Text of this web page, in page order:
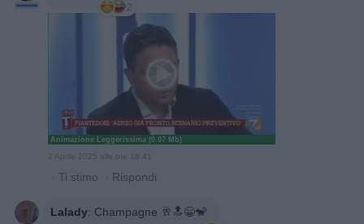
2
Animazione Leggerissima (0.07 Mb)
2 Aprile 2025 alle ore 18:41
· Ti stimo · Rispondi
Lalady: Champagne 🥂🔝😁🐒